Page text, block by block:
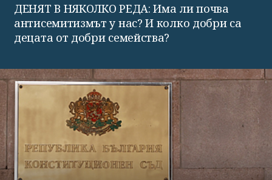
ДЕНЯТ В НЯКОЛКО РЕДА: Има ли почва
антисемитизмът у нас? И колко добри са
децата от добри семейства?